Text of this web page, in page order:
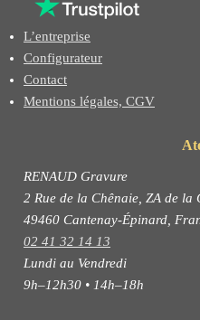
L’entreprise
Configurateur
Contact
Mentions légales, CGV
RENAUD Gravure
2 Rue de la Chênaie, ZA de la
49460 Cantenay-Épinard,
02 41 32 14 13
Lundi au Vendredi
9h–12h30 • 14h–18h